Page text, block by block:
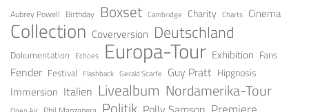
Aubrey Powell Birthday Boxset Cambridge Charity Charts Cinema
Collection Coverversion Deutschland
Dokumentation Echoes Europa-Tour Exhibition Fans
Fender Festival Flashback Gerald Scarfe Guy Pratt Hipgnosis
Immersion Italien Livealbum Nordamerika-Tour